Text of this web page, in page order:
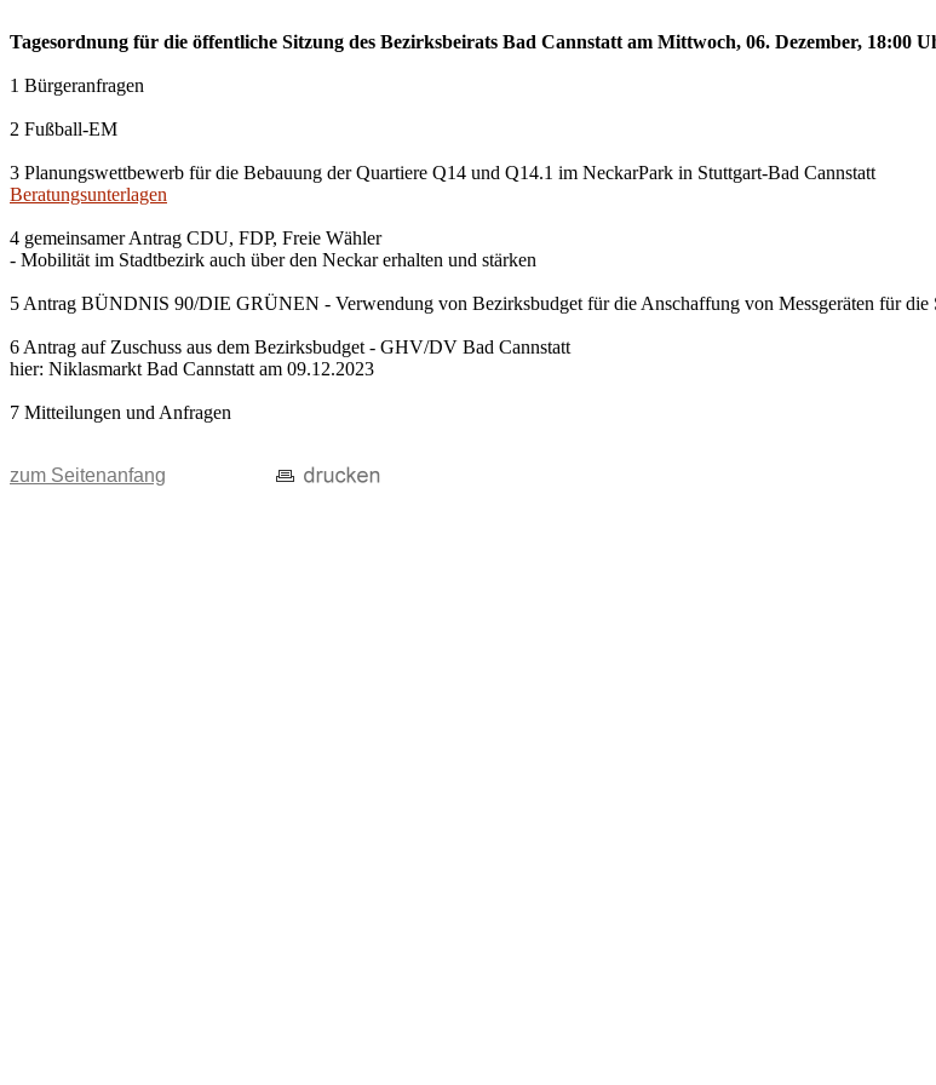
Tagesordnung für die öffentliche Sitzung des Bezirksbeirats Bad Cannstatt am Mittwoch, 06. Dezember,
1 Bürgeranfragen
2 Fußball-EM
3 Planungswettbewerb für die Bebauung der Quartiere Q14 und Q14.1 im NeckarPark in Stuttgart-Bad Cannstatt
Beratungsunterlagen
4 gemeinsamer Antrag CDU, FDP, Freie Wähler
- Mobilität im Stadtbezirk auch über den Neckar erhalten und stärken
5 Antrag BÜNDNIS 90/DIE GRÜNEN - Verwendung von Bezirksbudget für die Anschaffung von Messgeräten für
6 Antrag auf Zuschuss aus dem Bezirksbudget - GHV/DV Bad Cannstatt
hier: Niklasmarkt Bad Cannstatt am 09.12.2023
7 Mitteilungen und Anfragen
zum Seitenanfang